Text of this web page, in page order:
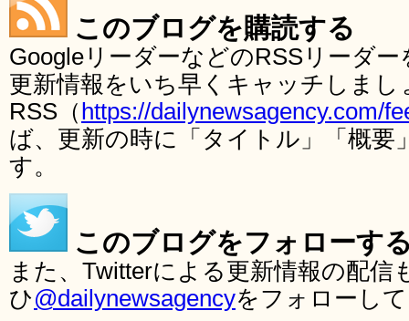
このブログを購読する
GoogleリーダーなどのRSSリーダ
更新情報をいち早くキャッチしま
RSS（ https://dailynewsagency.com/
ば、更新の時に「タイトル」「概要
す。
このブログをフォローす
また、Twitterによる更新情報の配
ひ@dailynewsagencyをフォローし